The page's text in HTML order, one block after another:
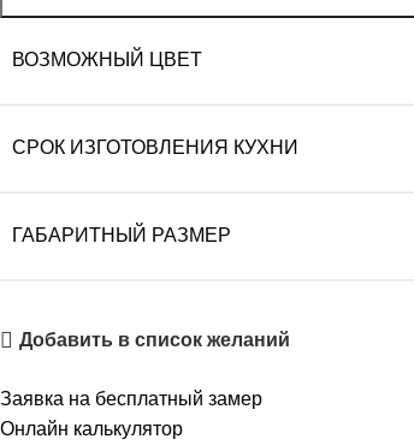
ВОЗМОЖНЫЙ ЦВЕТ
СРОК ИЗГОТОВЛЕНИЯ КУХНИ
ГАБАРИТНЫЙ РАЗМЕР
Добавить в список желаний
Заявка на бесплатный замер
Онлайн калькулятор